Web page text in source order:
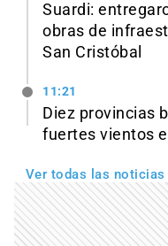
Suardi:
obras de
San Cristóbal
11:21
Diez provincias
fuertes vientos
Ver todas las noticias